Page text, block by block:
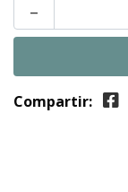
-
Compartir: